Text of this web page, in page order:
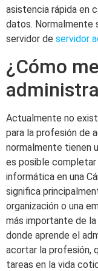
asistencia rápida en
datos. Normalmente
servidor de servidor
¿Cómo
Actualmente no
para la profesión de
normalmente tienen
es posible completar
informática en una
significa
organización o una
más importante de
donde aprende el
acortar la profesión,
tareas en la vida